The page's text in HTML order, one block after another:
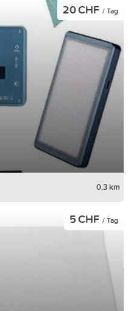
20 CHF / Tag
0,3 km
5 CHF / Tag